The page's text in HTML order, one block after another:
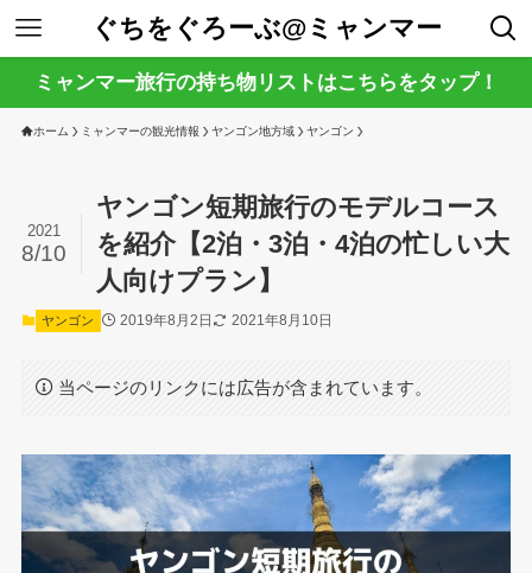
ぐちをぐろーぶ@ミャンマー
ミャンマー旅行の持ち物リストはこちらをタップ！
ホーム ミャンマーの観光情報 ヤンゴン地方域 ヤンゴン
ヤンゴン短期旅行のモデルコース
を紹介【2泊・3泊・4泊の忙しい大
人向けプラン】
2021
8/10
ヤンゴン 2019年8月2日 2021年8月10日
当ページのリンクには広告が含まれています。